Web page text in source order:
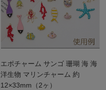
エポチャーム サンゴ 珊瑚 海 海
洋生物 マリンチャーム 約
12×33mm（2ヶ）